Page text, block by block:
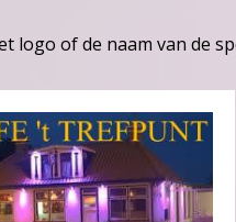
logo of de naam van de